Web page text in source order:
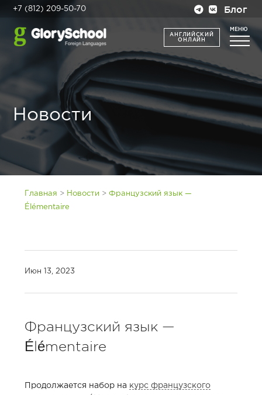
+7 (812) 209-50-70 Блог
АНГЛИЙСКИЙ
ОНЛАЙН
МЕНЮ
Новости
Главная > Новости >Французский язык —
Élémentaire
Июн 13, 2023
Французский язык —
Élémentaire
Продолжается набор на курс французского